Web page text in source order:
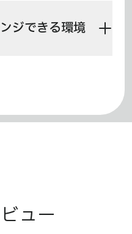
厚生・評価・育成の仕組
ひとりが望むキャリアの
ジできる環境
ていくため、次々に責任
きます。若手であって
ュー